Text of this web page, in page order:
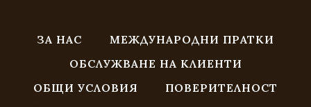
ЗА НАС
МЕЖДУНАРОДНИ ПРАТКИ
ОБСЛУЖВАНЕ НА КЛИЕНТИ
ОБЩИ УСЛОВИЯ
ПОВЕРИТЕЛНОСТ